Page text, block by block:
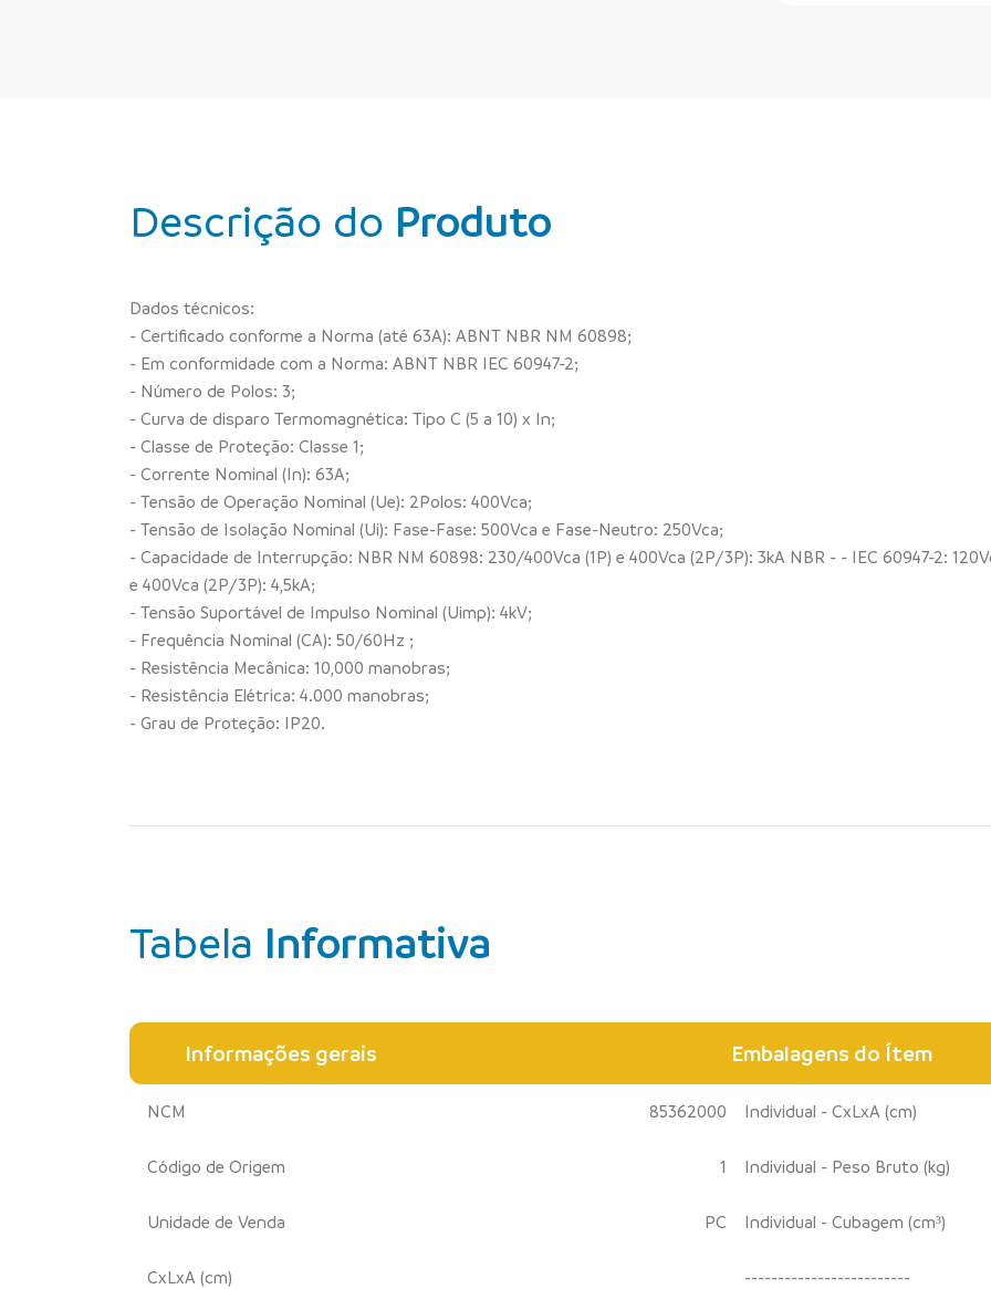
Descrição do Produto
Dados técnicos:
- Certificado conforme a Norma (até 63A): ABNT NBR NM 60898;
- Em conformidade com a Norma: ABNT NBR IEC 60947-2;
- Número de Polos: 3;
- Curva de disparo Termomagnética: Tipo C (5 a 10) x In;
- Classe de Proteção: Classe 1;
- Corrente Nominal (In): 63A;
- Tensão de Operação Nominal (Ue): 2Polos: 400Vca;
- Tensão de Isolação Nominal (Ui): Fase-Fase: 500Vca e Fase-Neutro: 250Vca;
- Capacidade de Interrupção: NBR NM 60898: 230/400Vca (1P) e 400Vca (2P/3P): 3kA NBR - - IEC 60947-2:
e 400Vca (2P/3P): 4,5kA;
- Tensão Suportável de Impulso Nominal (Uimp): 4kV;
- Frequência Nominal (CA): 50/60Hz ;
- Resistência Mecânica: 10,000 manobras;
- Resistência Elétrica: 4.000 manobras;
- Grau de Proteção: IP20.
Tabela Informativa
Informações gerais Embalagens do Ítem
NCM 85362000
Código de Origem 1
Unidade de Venda PC
CxLxA (cm)
Individual - CxLxA (cm)
Individual - Peso Bruto (kg)
Individual - Cubagem (cm³)
-------------------------